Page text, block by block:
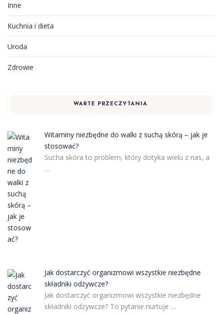
Inne
Kuchnia i dieta
Uroda
Zdrowie
WARTE PRZECZYTANIA
Witaminy niezbędne do walki z suchą skórą – jak je
stosować?
Sucha skóra to problem, który dotyka wielu z nas, a
…
Jak dostarczyć organizmowi wszystkie niezbędne
składniki odżywcze?
Jak dostarczyć organizmowi wszystkie niezbędne
składniki odżywcze? To pytanie nurtuje …